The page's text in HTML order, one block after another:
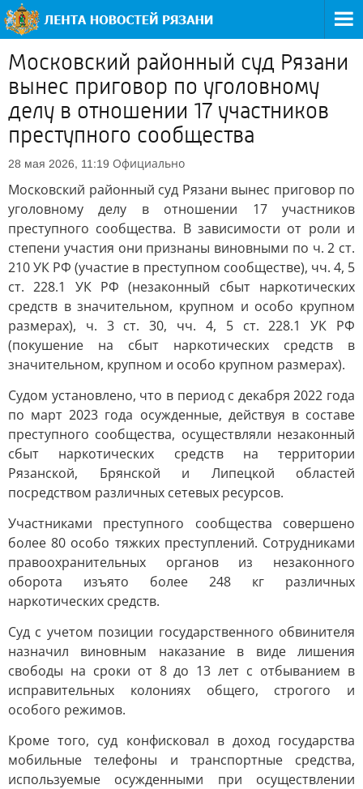
Московский районный суд Рязани
вынес приговор по уголовному
делу в отношении 17 участников
преступного сообщества
28 мая 2026, 11:19 Официально
Московский районный суд Рязани вынес приговор по
уголовному делу в отношении 17 участников
преступного сообщества. В зависимости от роли и
степени участия они признаны виновными по ч. 2 ст.
210 УК РФ (участие в преступном сообществе), чч. 4, 5
ст. 228.1 УК РФ (незаконный сбыт наркотических
средств в значительном, крупном и особо крупном
размерах), ч. 3 ст. 30, чч. 4, 5 ст. 228.1 УК РФ
(покушение на сбыт наркотических средств в
значительном, крупном и особо крупном размерах).
Судом установлено, что в период с декабря 2022 года
по март 2023 года осужденные, действуя в составе
преступного сообщества, осуществляли незаконный
сбыт наркотических средств на территории
Рязанской, Брянской и Липецкой областей
посредством различных сетевых ресурсов.
Участниками преступного сообщества совершено
более 80 особо тяжких преступлений. Сотрудниками
правоохранительных органов из незаконного
оборота изъято более 248 кг различных
наркотических средств.
Суд с учетом позиции государственного обвинителя
назначил виновным наказание в виде лишения
свободы на сроки от 8 до 13 лет с отбыванием в
исправительных колониях общего, строгого и
особого режимов.
Кроме того, суд конфисковал в доход государства
мобильные телефоны и транспортные средства,
используемые осужденными при осуществлении